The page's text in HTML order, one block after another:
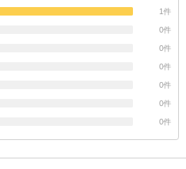
1件
0件
0件
0件
0件
0件
0件